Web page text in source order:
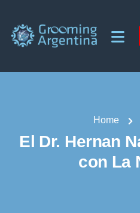
Home
El Dr. Hernan
con La